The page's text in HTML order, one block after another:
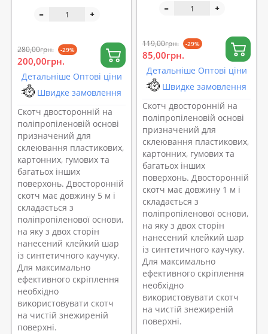
280,00грн. -29%
200,00грн.
Детальніше Оптові ціни
Швидке замовлення
Скотч двосторонній на
поліпропіленовій основі
призначений для
склеювання пластикових,
картонних, гумових та
багатьох інших
поверхонь. Двосторонній
скотч має довжину 5 м і
складається з
поліпропіленової основи,
на яку з двох сторін
нанесений клейкий шар
із синтетичного каучуку.
Для максимально
ефективного скріплення
необхідно
використовувати скотч
на чистій знежиреній
поверхні.
119,00грн. -29%
85,00грн.
Детальніше Оптові ціни
Швидке замовлення
Скотч двосторонній на
поліпропіленовій основі
призначений для
склеювання пластикових,
картонних, гумових та
багатьох інших
поверхонь. Двосторонній
скотч має довжину 1 м і
складається з
поліпропіленової основи,
на яку з двох сторін
нанесений клейкий шар
із синтетичного каучуку.
Для максимально
ефективного скріплення
необхідно
використовувати скотч
на чистій знежиреній
поверхні.